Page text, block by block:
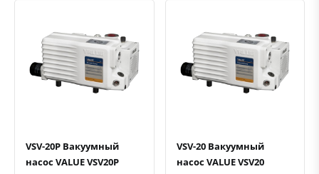
Быстрый просмотр
Добавить к сравнению
Добавить в избранное
VSV-20P Вакуумный
насос VALUE VSV20P
Быстрый просмотр
Добавить к сравнению
Добавить в избранное
VSV-20 Вакуумный
насос VALUE VSV20